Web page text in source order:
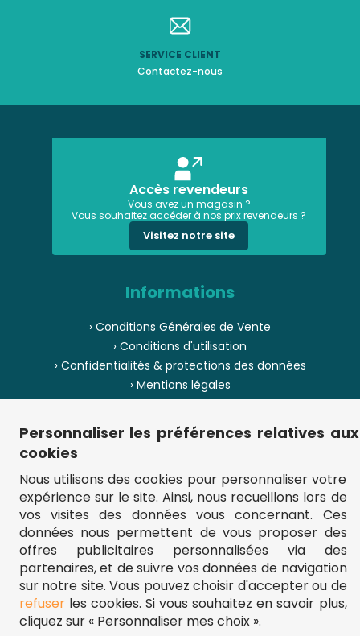
SERVICE CLIENT
Contactez-nous
Accès revendeurs
Vous avez un magasin ?
Vous souhaitez accéder à nos prix revendeurs ?
Visitez notre site
Informations
› Conditions Générales de Vente
› Conditions d'utilisation
› Confidentialités & protections des données
› Mentions légales
› Paiement
› Pièces de puzzle manquantes ?
› Plan du site
** Frais d'envoi = 6,95 € (France) / gratuit à partir de 45 €.
fou-de-puzzle.com : le site référence pour acheter des puzzles de
qualité à bon prix.
© Fou-de-puzzle.com 2011 - 2026
Personnaliser les préférences relatives aux
cookies
Nous utilisons des cookies pour personnaliser votre
expérience sur le site. Ainsi, nous recueillons lors de
vos visites des données vous concernant. Ces
données nous permettent de vous proposer des
offres publicitaires personnalisées via des
partenaires, et de suivre vos données de navigation
sur notre site. Vous pouvez choisir d'accepter ou de
refuserles cookies. Si vous souhaitez en savoir plus,
cliquez sur « Personnaliser mes choix ».